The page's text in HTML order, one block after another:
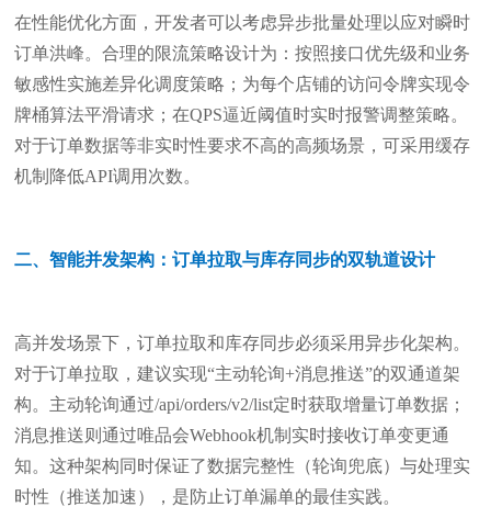
在性能优化方面，开发者可以考虑异步批量处理以应对瞬时
订单洪峰。合理的限流策略设计为：按照接口优先级和业务
敏感性实施差异化调度策略；为每个店铺的访问令牌实现令
牌桶算法平滑请求；在QPS逼近阈值时实时报警调整策略。
对于订单数据等非实时性要求不高的高频场景，可采用缓存
机制降低API调用次数。
二、智能并发架构：订单拉取与库存同步的双轨道设计
高并发场景下，订单拉取和库存同步必须采用异步化架构。
对于订单拉取，建议实现“主动轮询+消息推送”的双通道架
构。主动轮询通过/api/orders/v2/list定时获取增量订单数据；
消息推送则通过唯品会Webhook机制实时接收订单变更通
知。这种架构同时保证了数据完整性（轮询兜底）与处理实
时性（推送加速），是防止订单漏单的最佳实践。